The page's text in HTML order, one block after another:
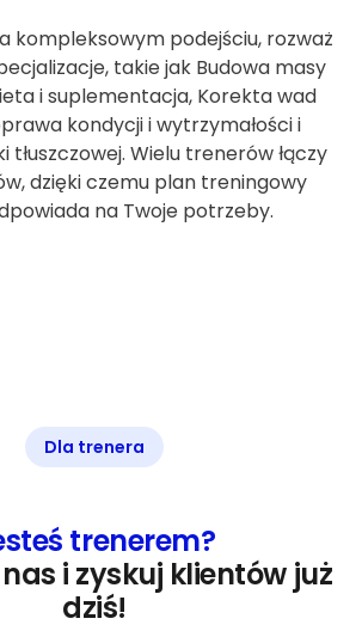
kompleksowym podejściu, rozważ
takie jak Budowa masy
i suplementacja, Korekta wad
kondycji i wytrzymałości i
tłuszczowej. Wielu trenerów łączy
dzięki czemu plan treningowy
na Twoje potrzeby.
Dla trenera
trenerem?
nas i zyskuj klientów już
dziś!